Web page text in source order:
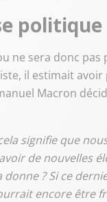
politique
ne sera donc
il estimait avoir
Macron
signifie que
avoir de nouvelles
donne ? Si ce
encore être